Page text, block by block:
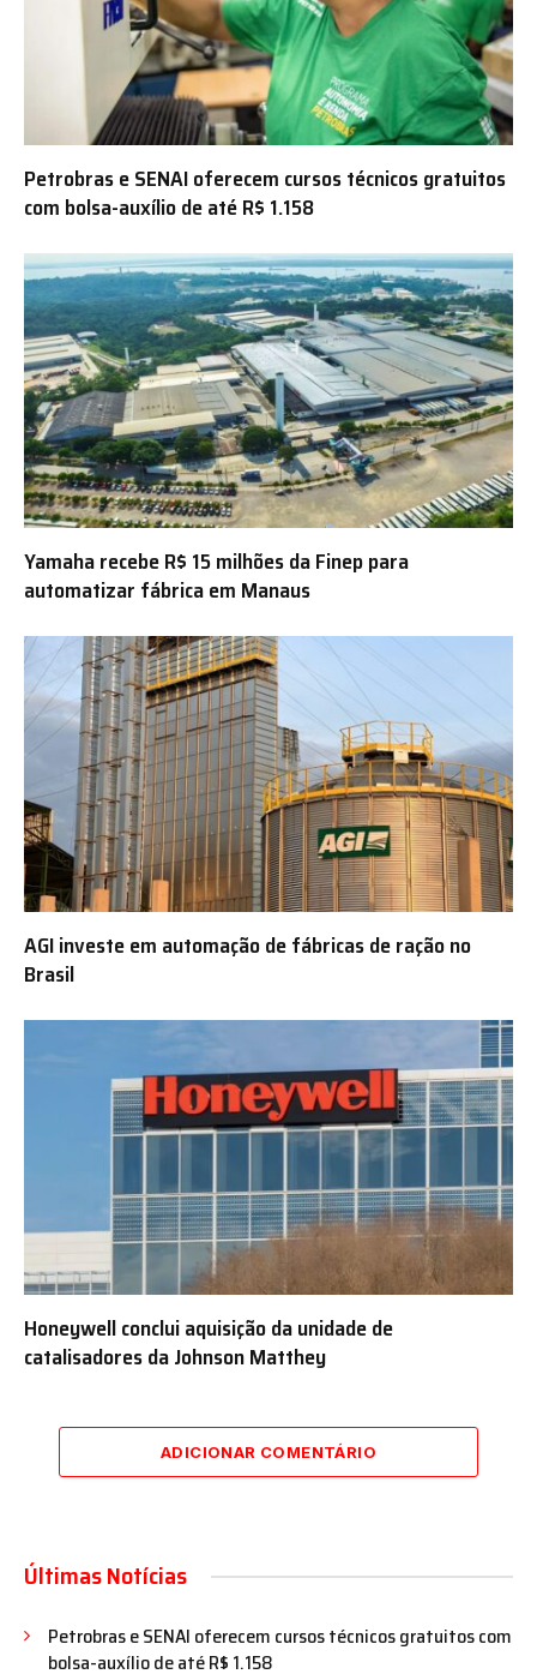
Petrobras e SENAI oferecem cursos técnicos gratuitos
com bolsa-auxílio de até R$ 1.158
Yamaha recebe R$ 15 milhões da Finep para
automatizar fábrica em Manaus
AGI investe em automação de fábricas de ração no
Brasil
Honeywell conclui aquisição da unidade de
catalisadores da Johnson Matthey
ADICIONAR COMENTÁRIO
Últimas Notícias
Petrobras e SENAI oferecem cursos técnicos gratuitos com
bolsa-auxílio de até R$ 1.158